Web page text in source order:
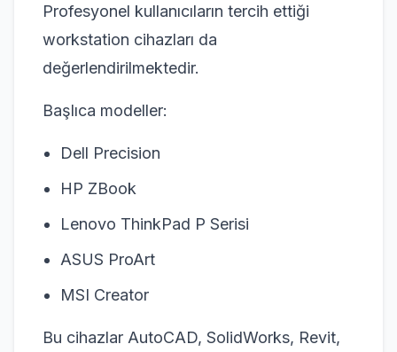
Profesyonel kullanıcıların tercih ettiği
workstation cihazları da
değerlendirilmektedir.
Başlıca modeller:
Dell Precision
HP ZBook
Lenovo ThinkPad P Serisi
ASUS ProArt
MSI Creator
Bu cihazlar AutoCAD, SolidWorks, Revit,